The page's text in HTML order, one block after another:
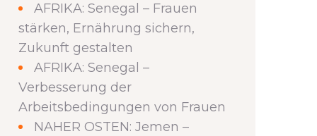
AFRIKA: Senegal – Frauen
stärken, Ernährung sichern,
Zukunft gestalten
AFRIKA: Senegal –
Verbesserung der
Arbeitsbedingungen von Frauen
NAHER OSTEN: Jemen –